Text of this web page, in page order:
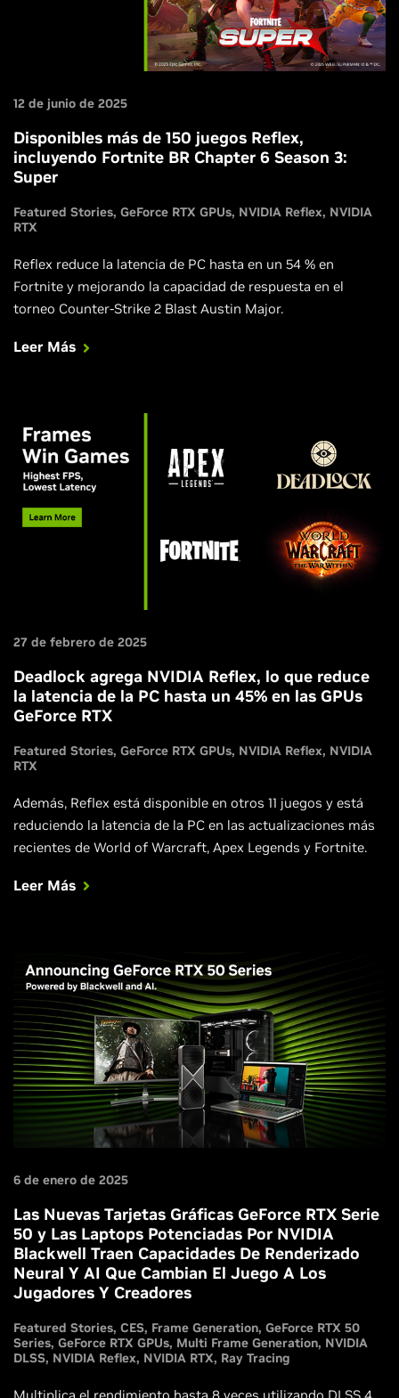
12 de junio de 2025
Disponibles más de 150 juegos Reflex,
incluyendo Fortnite BR Chapter 6 Season 3:
Super
Featured Stories GeForce RTX GPUs NVIDIA Reflex NVIDIA
RTX
Reflex reduce la latencia de PC hasta en un 54 % en
Fortnite y mejorando la capacidad de respuesta en el
torneo Counter-Strike 2 Blast Austin Major.
Leer Más
27 de febrero de 2025
Deadlock agrega NVIDIA Reflex, lo que reduce
la latencia de la PC hasta un 45% en las GPUs
GeForce RTX
Featured Stories GeForce RTX GPUs NVIDIA Reflex NVIDIA
RTX
Además, Reflex está disponible en otros 11 juegos y está
reduciendo la latencia de la PC en las actualizaciones más
recientes de World of Warcraft, Apex Legends y Fortnite.
Leer Más
6 de enero de 2025
Las Nuevas Tarjetas Gráficas GeForce RTX Serie
50 y Las Laptops Potenciadas Por NVIDIA
Blackwell Traen Capacidades De Renderizado
Neural Y AI Que Cambian El Juego A Los
Jugadores Y Creadores
Featured Stories CES Frame Generation GeForce RTX 50
Series GeForce RTX GPUs Multi Frame Generation NVIDIA
DLSS NVIDIA Reflex NVIDIA RTX Ray Tracing